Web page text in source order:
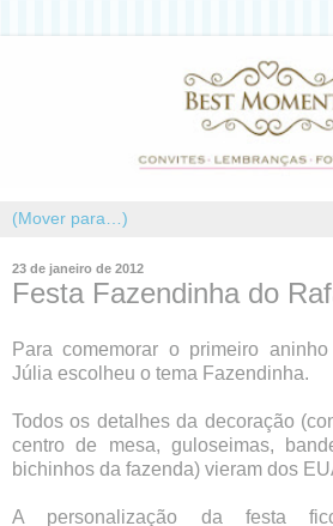
23 de janeiro de 2012
Festa Fazendinha do
Para comemorar o primeiro
Júlia escolheu o tema Fazendinha.
Todos os detalhes da decoração
centro de mesa, guloseimas,
bichinhos da fazenda) vieram dos
A personalização da festa